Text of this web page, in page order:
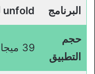
البرنامج
unfold
حجم
التطبيق
39 ميجا